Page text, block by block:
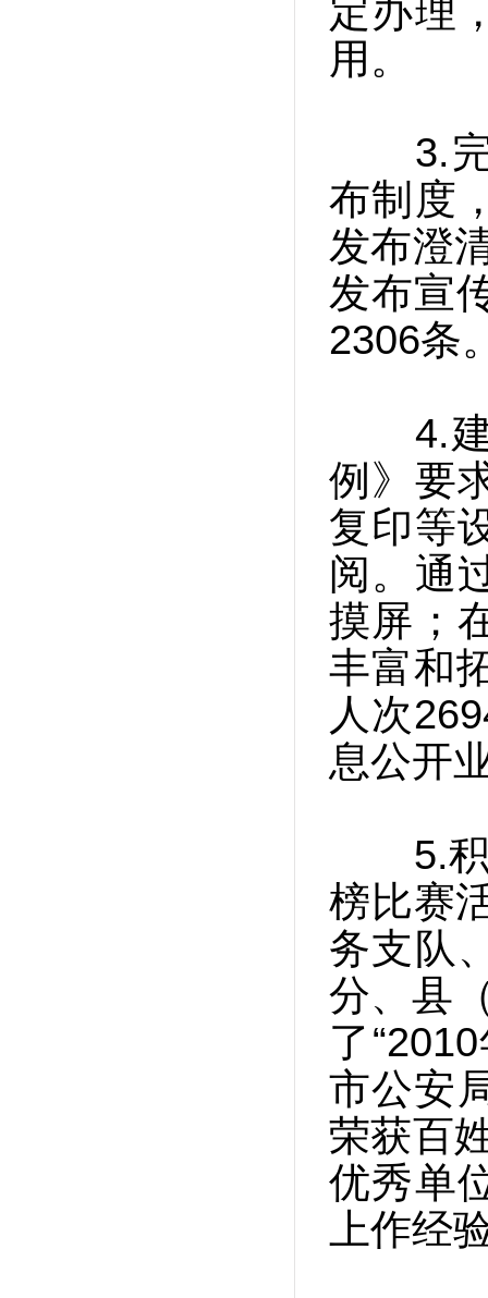
定办理
用。
3.完
布制度
发布澄
发布宣
2306条
4.建
例》要
复印等
阅。通
摸屏；
丰富和
人次
息公开
5.积
榜比赛
务支队
分、县
了
市公安
荣获百
优秀单
上作经